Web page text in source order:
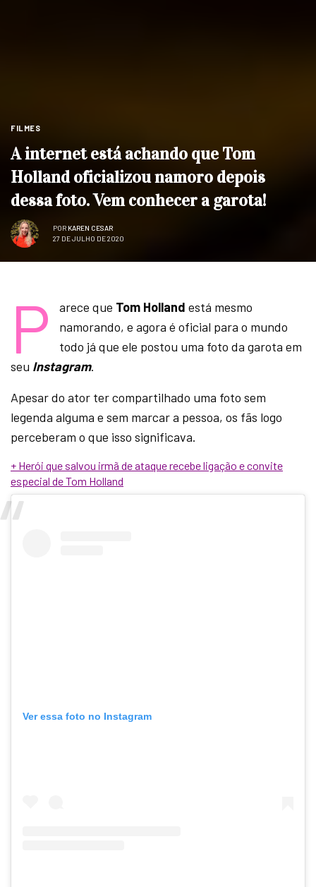
FILMES
A internet está achando que Tom
Holland oficializou namoro depois
dessa foto. Vem conhecer a garota!
POR KAREN CESAR
27 DE JULHO DE 2020
P arece que Tom Holland está mesmo
namorando, e agora é oficial para o mundo
todo já que ele postou uma foto da garota em
seu Instagram.
Apesar do ator ter compartilhado uma foto sem
legenda alguma e sem marcar a pessoa, os fãs logo
perceberam o que isso significava.
+ Herói que salvou irmã de ataque recebe ligação e convite
especial de Tom Holland
Ver essa foto no Instagram